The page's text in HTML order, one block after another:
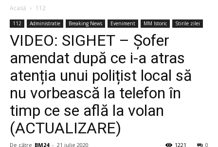
Acasă 112
112 Administratie Breaking News Eveniment MM Istoric Stirile zilei
VIDEO: SIGHET – Șofer
amendat după ce i-a atras
atenția unui polițist local să
nu vorbească la telefon în
timp ce se află la volan
(ACTUALIZARE)
De către BM24 - 21 iulie 2020 0
1221